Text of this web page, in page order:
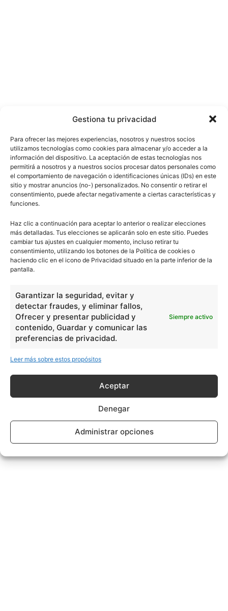
Gestiona tu privacidad
Para ofrecer las mejores experiencias, nosotros y nuestros socios
utilizamos tecnologías como cookies para almacenar y/o acceder a la
información del dispositivo. La aceptación de estas tecnologías nos
permitirá a nosotros y a nuestros socios procesar datos personales como
el comportamiento de navegación o identificaciones únicas (IDs) en este
sitio y mostrar anuncios (no-) personalizados. No consentir o retirar el
consentimiento, puede afectar negativamente a ciertas características y
funciones.
Haz clic a continuación para aceptar lo anterior o realizar elecciones
más detalladas. Tus elecciones se aplicarán solo en este sitio. Puedes
cambiar tus ajustes en cualquier momento, incluso retirar tu
consentimiento, utilizando los botones de la Política de cookies o
haciendo clic en el icono de Privacidad situado en la parte inferior de la
pantalla.
Garantizar la seguridad, evitar y
detectar fraudes, y eliminar fallos,
Ofrecer y presentar publicidad y
contenido, Guardar y comunicar las
preferencias de privacidad.
Siempre activo
Leer más sobre estos propósitos
Aceptar
Denegar
Administrar opciones